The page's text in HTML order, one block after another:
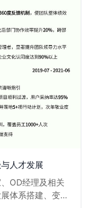
人才发展
OD经理及相关
体系搭建、变革